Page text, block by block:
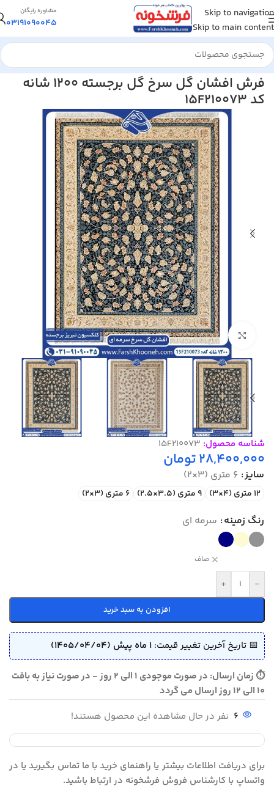
Skip to navigation
Skip to main content
مشاوره رایگان
03191090045
خانه/فرش ماشینی/فرش 1200 شانه
فرش افشان گل سرخ گل برجسته 1200 شانه
کد 15F210073
بزرگنمایی تصویر
شناسه محصول: 15F210073
28,400,000تومان
سایز 6 متری (3×2)
12 متری (4×3) 9 متری (3.5×2.5) 6 متری (3×2)
رنگ زمینه سرمه ای
صاف
-
+
افزودن به سبد خرید
📅 تاریخ آخرین تغییر قیمت: 1 ماه پیش (1405/04/04)
⏱ زمان ارسال: در صورت موجودی 1 الی 2 روز - در صورت نیاز به بافت
10 الی 12 روز ارسال می گردد
6 نفر در حال مشاهده این محصول هستند!
برای دریافت اطلاعات بیشتر یا راهنمای خرید با ما تماس بگیرید یا در
واتساپ با کارشناس فروش فرشخونه در ارتباط باشید.